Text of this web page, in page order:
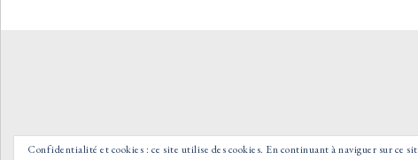
Confidentialité et cookies : ce site utilise des cookies. En continuant à naviguer sur ce